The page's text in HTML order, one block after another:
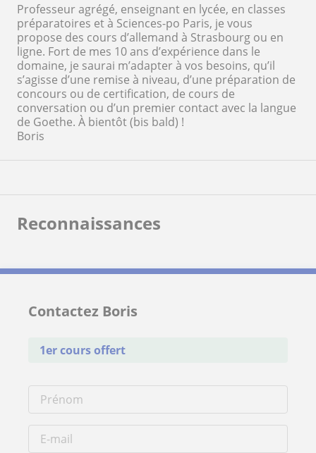
Professeur agrégé, enseignant en lycée, en classes
préparatoires et à Sciences-po Paris, je vous
propose des cours d’allemand à Strasbourg ou en
ligne. Fort de mes 10 ans d’expérience dans le
domaine, je saurai m’adapter à vos besoins, qu’il
s’agisse d’une remise à niveau, d’une préparation de
concours ou de certification, de cours de
conversation ou d’un premier contact avec la langue
de Goethe. À bientôt (bis bald) !
Boris
Reconnaissances
Contactez Boris
1er cours offert